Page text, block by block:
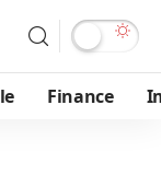
Finance